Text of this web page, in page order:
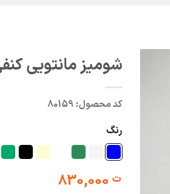
شومیز مانتویی
کد محصول: 80159
رنگ
ت